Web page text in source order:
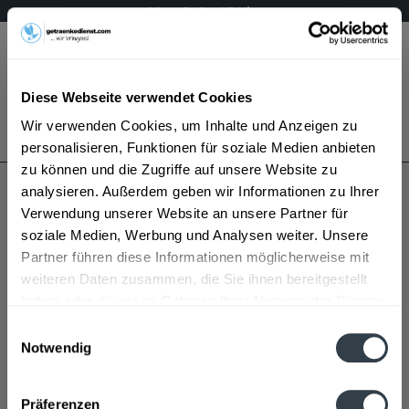
Diese Webseite verwendet Cookies
Wir verwenden Cookies, um Inhalte und Anzeigen zu
personalisieren, Funktionen für soziale Medien anbieten
zu können und die Zugriffe auf unsere Website zu
analysieren. Außerdem geben wir Informationen zu Ihrer
Verwendung unserer Website an unsere Partner für
soziale Medien, Werbung und Analysen weiter. Unsere
Partner führen diese Informationen möglicherweise mit
weiteren Daten zusammen, die Sie ihnen bereitgestellt
Notwendig
Präferenzen
Mo – Fr 9 – 17 Uhr
Menü
Bestellung widerrufen
Es gilt unsere Datenschutzerklärung
An Cnoc Whisky
An Cnoc Whisky wird in den folgenden Regionen,
Städten, Orten und Postleitzahl-Gebieten geliefert